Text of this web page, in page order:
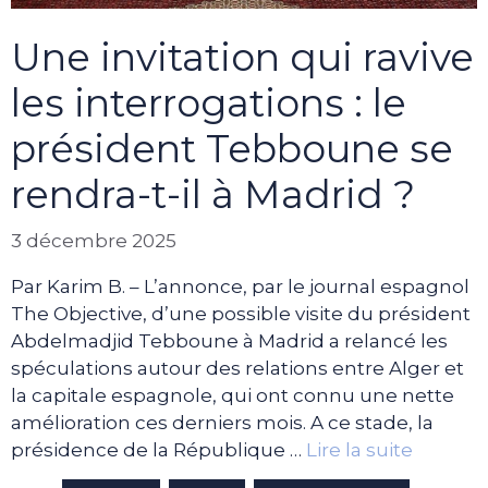
Une invitation qui ravive
les interrogations : le
président Tebboune se
rendra-t-il à Madrid ?
3 décembre 2025
Par Karim B. – L’annonce, par le journal espagnol
The Objective, d’une possible visite du président
Abdelmadjid Tebboune à Madrid a relancé les
spéculations autour des relations entre Alger et
la capitale espagnole, qui ont connu une nette
amélioration ces derniers mois. A ce stade, la
présidence de la République … Lire la suite